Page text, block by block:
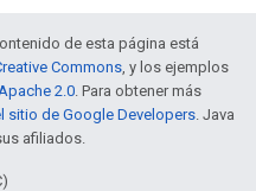
de esta página está
Commons, y los ejemplos
2.0. Para obtener más
sitio de Google Developers. Java
afiliados.